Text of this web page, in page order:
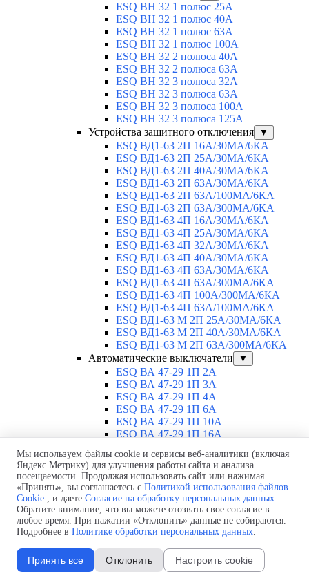
ESQ ВН 32 1 полюс 25А
ESQ ВН 32 1 полюс 40А
ESQ ВН 32 1 полюс 63А
ESQ ВН 32 1 полюс 100A
ESQ ВН 32 2 полюса 40А
ESQ ВН 32 2 полюса 63А
ESQ ВН 32 3 полюса 32А
ESQ ВН 32 3 полюса 63А
ESQ ВН 32 3 полюса 100А
ESQ ВН 32 3 полюса 125А
Устройства защитного отключения
▼
ESQ ВД1-63 2П 16А/30МА/6КА
ESQ ВД1-63 2П 25А/30МА/6КА
ESQ ВД1-63 2П 40А/30МА/6КА
ESQ ВД1-63 2П 63А/30МА/6КА
ESQ ВД1-63 2П 63А/100МА/6КА
ESQ ВД1-63 2П 63А/300МА/6КА
ESQ ВД1-63 4П 16А/30МА/6КА
ESQ ВД1-63 4П 25А/30МА/6КА
ESQ ВД1-63 4П 32А/30МА/6КА
ESQ ВД1-63 4П 40А/30МА/6КА
ESQ ВД1-63 4П 63А/30МА/6КА
ESQ ВД1-63 4П 63А/300МА/6КА
ESQ ВД1-63 4П 100А/300МА/6КА
ESQ ВД1-63 4П 63А/100MA/6КА
ESQ ВД1-63 M 2П 25А/30МА/6КА
ESQ ВД1-63 M 2П 40А/30МА/6КА
ESQ ВД1-63 M 2П 63А/300МА/6КА
Автоматические выключатели
▼
ESQ ВА 47-29 1П 2А
ESQ ВА 47-29 1П 3А
ESQ ВА 47-29 1П 4А
ESQ ВА 47-29 1П 6А
ESQ ВА 47-29 1П 10А
ESQ ВА 47-29 1П 16А
ESQ ВА 47-29 1П 25А
ESQ ВА 47-29 1П 32А
ESQ ВА 47-29 1П 40А
ESQ ВА 47-29 1П 50А
ESQ ВА 47-29 1П 63А
ESQ ВА 47-29 2П 1А
ESQ ВА 47-29 2П 2А
ESQ ВА 47-29 2П 3А
ESQ ВА 47-29 2П 4А
ESQ ВА 47-29 2П 6А
Мы используем файлы cookie и сервисы веб-аналитики (включая
Яндекс.Метрику) для улучшения работы сайта и анализа
посещаемости. Продолжая использовать сайт или нажимая
«Принять», вы соглашаетесь с Политикой использования файлов
Cookie , и даете Согласие на обработку персональных данных .
Обратите внимание, что вы можете отозвать свое согласие в
любое время. При нажатии «Отклонить» данные не собираются.
Подробнее в Политике обработки персональных данных.
Принять все Отклонить Настроить cookie